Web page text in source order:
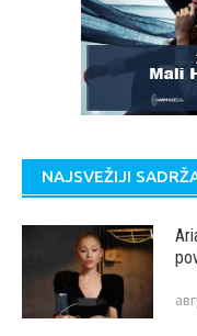
NAJSVEŽIJI